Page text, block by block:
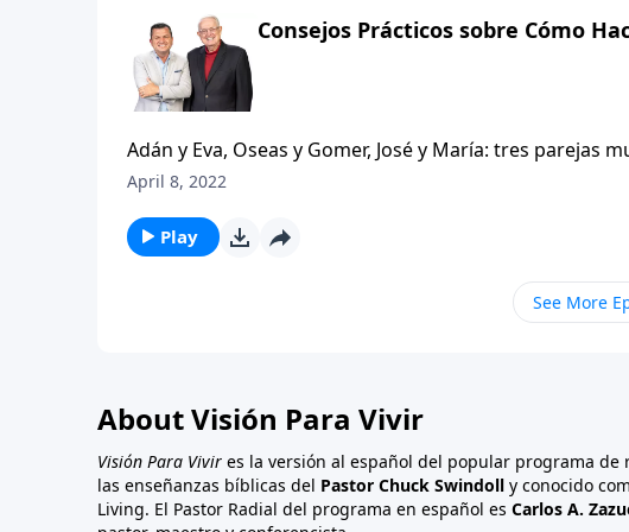
Consejos Prácticos sobre Cómo
Adán y Eva, Oseas y Gomer, José y María: tres
Cada una de ellas enfrentó desafíos y pruebas
manera hicieron que su relación funcionara. En este
pueden dos personas, que vienen de dos trasfondos
opuestos y con una mezcla única de personalidades,
que su relación funcione? ¿Existen algunas pautas
April 8, 2022
Play
See More
About Visión Para Vivir
Visión Para Vivir es la versión al español del popular programa de
las enseñanzas bíblicas del Pastor Chuck Swindoll y conocido
Living. El Pastor Radial del programa en español es Carlos A.